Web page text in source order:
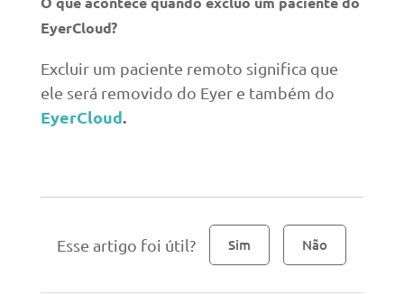
EyerCloud?
Excluir um paciente remoto significa que
ele será removido do Eyer e também do
EyerCloud.
Esse artigo foi útil? Sim Não